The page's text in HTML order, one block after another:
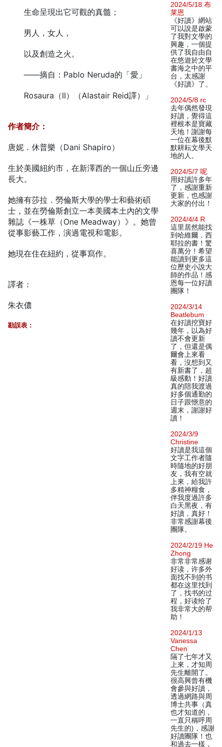
生命呈現出它可觀的真髓；
男人，女人，
以及創造之火。
——摘自：Pablo Neruda的「愛」
Rosaura（II）（Alastair Reid譯）」
作者簡介：
唐妮．休普樂（Dani Shapiro）
生於美國紐約市，在新澤西的一個山丘旁邊
長大。
她擁有莎拉．勞倫斯大學的學士和藝術碩
士，並在勞倫斯創立一本美國本土內的文學
雜誌《一株草（One Meadway）》。她曾
從事影藝工作，演過電視和電影。
她現在住在紐約，從事寫作。
譯者：
朱衣儂
勘誤表：
2024/5/18 布
莱恩
《好讀》網站
可以說是啟蒙
了我對文學的
興趣，一個提
供了我自由自
在悠遊於文學
書海之中的平
台，太感謝
《好讀》了。
2024/5/8 rc
去年偶然發現
好讀，覺得這
裡根本是寶藏
天地！謝謝每
一位在幕後默
默耕耘文學天
地的人。
2024/5/7 呢
用好讀許多年
了，感謝重新
更新，也感謝
大家的付出！
2024/4/4 R
這里居然能找
到哈維爾．西
耶拉的書！驚
喜萬分！希望
能讀到更多這
位歷史小說大
師的作品！感
恩每一位好讀
團隊！
2024/3/14
Beatlebum
在好讀挖寶好
幾年，以為好
讀不會更新
了，但還是偶
爾會上來看
看，沒想到又
有新書了，超
級感動！好讀
真的陪我渡過
好多個通勤的
日子跟愜意的
週末，謝謝好
讀！
2024/3/9
Christine
好讀是我這個
文字工作者隨
時隨地的好朋
友，我有空就
上來，給我許
多精神糧食，
伴我度過許多
白天黑夜，有
好讀，真好！
非常感謝幕後
團隊。
2024/2/19 He
Zhong
非常非常感谢
好读，许多外
面找不到的书
都在这里找到
了，找书的过
程，好读给了
我非常大的帮
助！
2024/1/13
Vanessa
Chen
隔了七年才又
上來，才知周
先生離開了。
很高興曾有機
會參與好讀，
透過網路與周
博士共事（真
也才知道的，
一直只稱呼周
先生的)，感謝
好讀團隊！也
和過去一樣，